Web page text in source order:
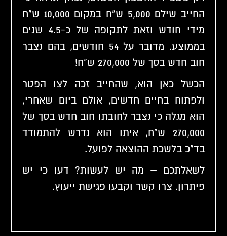
החייב שילם 5,000 ש"ח במקום 10,000 ש"ח
מידי חודש וזאת לתקופה של כ-4.5 שנים
בממוצע. מדובר על 54 חודשים, בהם נצבר
חוב חדש בסך של 270,000 ש"ח!
הכשל כאן הוא, שהחייב זכה לצו הפטר
ולפתוח בחיים חדשים, אולם ביום שאחרי,
הוא מגלה כי נצבר לחובתו חוב חדש בסך של
270,000 ש"ח, איתו הוא נדרש להתמודד
בד"כ בלשכת ההוצאה לפועל.
לשאלתכם – מה יש לעשות? דעו כי יש
פיתרון. צרו קשר וקבעו פגישת ייעוץ.